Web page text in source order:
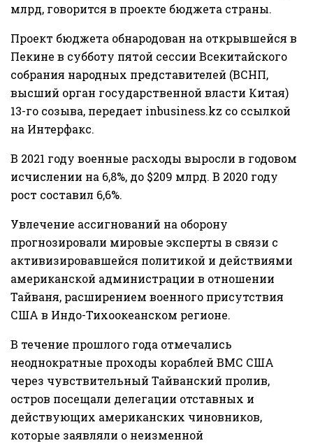
млрд, говорится в проекте бюджета страны.
Проект бюджета обнародован на открывшейся в
Пекине в субботу пятой сессии Всекитайского
собрания народных представителей (ВСНП,
высший орган государственной власти Китая)
13-го созыва, передает inbusiness.kz со ссылкой
на Интерфакс.
В 2021 году военные расходы выросли в годовом
исчислении на 6,8%, до $209 млрд. В 2020 году
рост составил 6,6%.
Увлечение ассигнований на оборону
прогнозировали мировые эксперты в связи с
активизировавшейся политикой и действиями
американской администрации в отношении
Тайваня, расширением военного присутствия
США в Индо-Тихоокеанском регионе.
В течение прошлого года отмечались
неоднократные проходы кораблей ВМС США
через чувствительный Тайванский пролив,
остров посещали делегации отставных и
действующих американских чиновников,
которые заявляли о неизменной